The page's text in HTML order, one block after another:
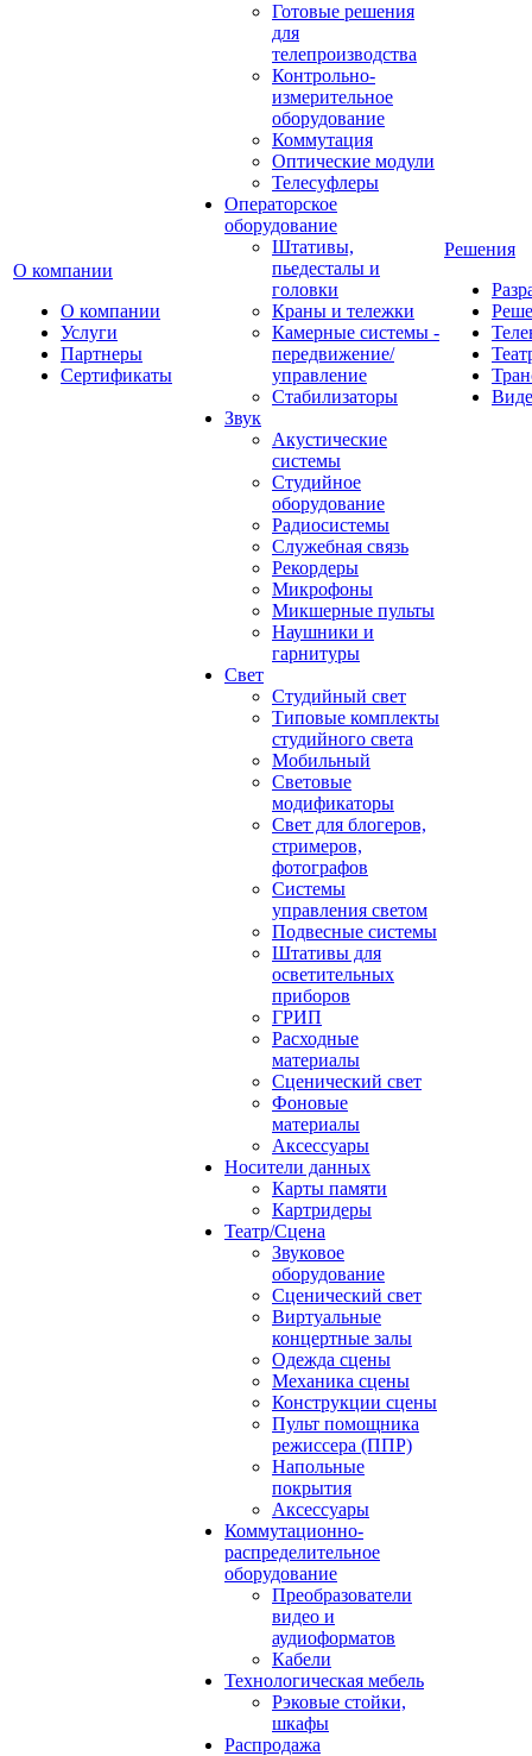
О компании
О компании
Услуги
Партнеры
Сертификаты
Готовые решения
для
телепроизводства
Контрольно-
измерительное
оборудование
Коммутация
Оптические модули
Телесуфлеры
Операторское
оборудование
Штативы,
пьедесталы и
головки
Краны и тележки
Камерные системы -
передвижение/
управление
Стабилизаторы
Звук
Акустические
системы
Студийное
оборудование
Радиосистемы
Служебная связь
Рекордеры
Микрофоны
Микшерные пульты
Наушники и
гарнитуры
Свет
Студийный свет
Типовые комплекты
студийного света
Мобильный
Световые
модификаторы
Свет для блогеров,
стримеров,
фотографов
Системы
управления светом
Подвесные системы
Штативы для
осветительных
приборов
ГРИП
Расходные
материалы
Сценический свет
Фоновые
материалы
Аксессуары
Носители данных
Карты памяти
Картридеры
Театр/Сцена
Звуковое
оборудование
Сценический свет
Виртуальные
концертные залы
Одежда сцены
Механика сцены
Конструкции сцены
Пульт помощника
режиссера (ППР)
Напольные
покрытия
Аксессуары
Коммутационно-
распределительное
оборудование
Преобразователи
видео и
аудиоформатов
Кабели
Технологическая мебель
Рэковые стойки,
шкафы
Распродажа
Решения